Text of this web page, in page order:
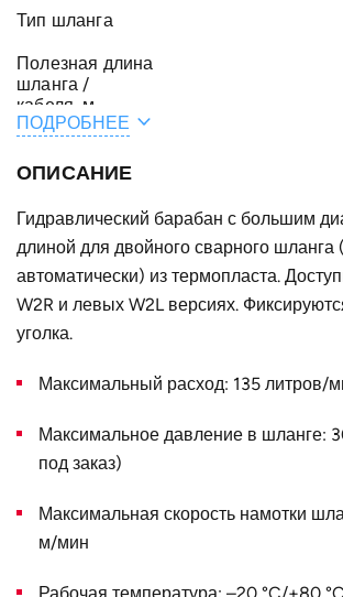
Тип шланга
Полезная длина
шланга /
кабеля, м
шланга /
A, мм
F, мм
исполнение
Наружный
Страна
ПОДРОБНЕЕ
ОПИСАНИЕ
Гидравлический барабан с большим
длиной для двойного сварного шланга
автоматически) из термопласта.
W2R и левых W2L версиях.
уголка.
Максимальный расход: 135 литров/
Максимальное давление в шланге:
под заказ)
Максимальная скорость намотки
м/мин